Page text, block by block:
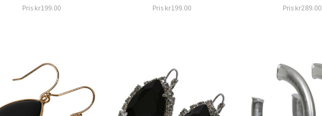
Pris kr199.00 Pris kr199.00 Pris kr289.00